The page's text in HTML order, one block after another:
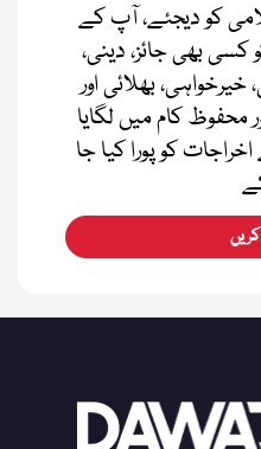
کو دیجئے، آپ کے
بھی جائز، دینی،
بھلائی اور
محفوظ کام میں لگایا
کو پورا کیا جا